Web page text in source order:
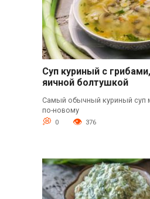
Суп куриный с
яичной болтушкой
Самый обычный куриный суп
по-новому
0 376